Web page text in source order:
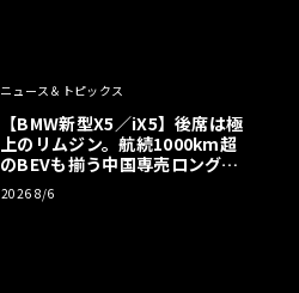
ニュース＆トピックス
【BMW新型X5／iX5】後席は極
上のリムジン。航続1000km超
のBEVも揃う中国専売ロング仕
様の全貌
2026 8/6